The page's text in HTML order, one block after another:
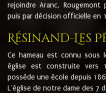
rejoindre Aranc,
puis par décision officielle en
Résinand-Les
Ce hameau est connu sous
église est construite vers
possède une école depuis
L'église de notre dame des 7